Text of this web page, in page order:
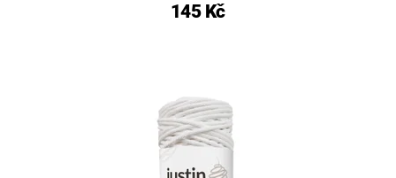
145 Kč